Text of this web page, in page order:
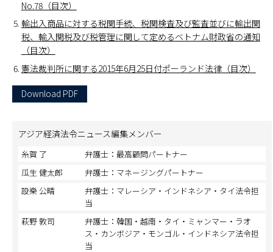
No.78（目次）
輸出入商品に対する税関手続、税関検査及び監査並びに輸出関
税、輸入関税及び税管理に関して定めるベトナム財政省の通知
（目次）
憲法裁判所に関する2015年6月25日付ポーランド法律（目次）
Download PDF
アジア経済法令ニュース編集メンバー
糸賀 了
弁護士：最高顧問パートナー
瓜生 健太郎
弁護士：マネージングパートナー
設樂 公晴
弁護士：マレーシア・インドネシア・タイ法令担
当
萩野 敦司
弁護士：韓国・越南・タイ・ミャンマー・ラオ
ス・カンボジア・モンゴル・インドネシア法令担
当